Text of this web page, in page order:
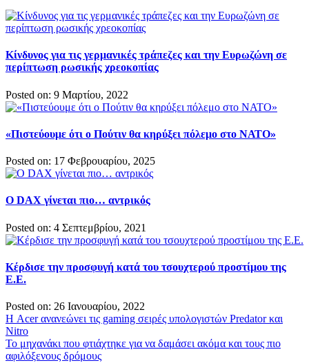
Κίνδυνος για τις γερμανικές τράπεζες και την Ευρωζώνη σε
περίπτωση ρωσικής χρεοκοπίας
Posted on: 9 Μαρτίου, 2022
«Πιστεύουμε ότι ο Πούτιν θα κηρύξει πόλεμο στο ΝΑΤΟ»
Posted on: 17 Φεβρουαρίου, 2025
Ο DAX γίνεται πιο… αντρικός
Posted on: 4 Σεπτεμβρίου, 2021
Κέρδισε την προσφυγή κατά του τσουχτερού προστίμου της
Ε.Ε.
Posted on: 26 Ιανουαρίου, 2022
Πλοήγηση
άρθρων
Η Acer ανανεώνει τις gaming σειρές υπολογιστών Predator και
Nitro
Το μηχανάκι που φτιάχτηκε για να δαμάσει ακόμα και τους πιο
αφιλόξενους δρόμους